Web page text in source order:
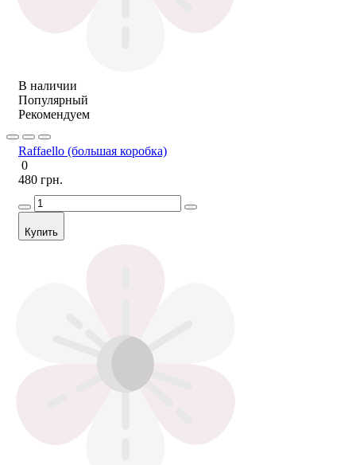
В наличии
Популярный
Рекомендуем
Raffaello (большая коробка)
0
480 грн.
Купить